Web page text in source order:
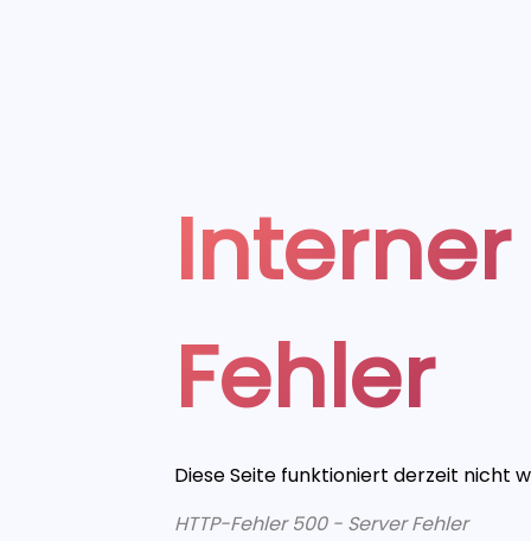
Fehler
Diese Seite funktioniert derzeit nicht
HTTP-Fehler 500 - Server Fehler